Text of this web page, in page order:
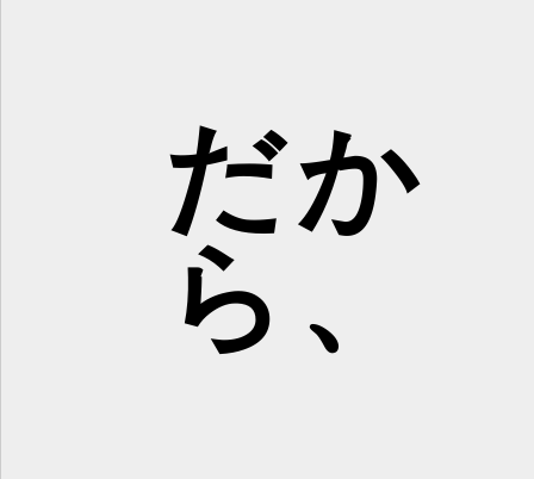
だか
ら、